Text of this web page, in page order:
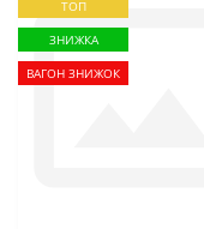
ТОП
ЗНИЖКА
ВАГОН ЗНИЖОК